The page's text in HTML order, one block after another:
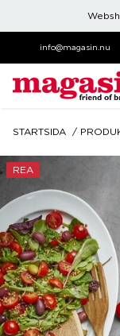
info@magasin.nu
STARTSIDA
REA